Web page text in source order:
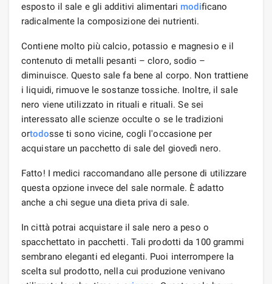
esposto il sale e gli additivi alimentari modificano
radicalmente la composizione dei nutrienti.
Contiene molto più calcio, potassio e magnesio e il
contenuto di metalli pesanti – cloro, sodio –
diminuisce. Questo sale fa bene al corpo. Non trattiene
i liquidi, rimuove le sostanze tossiche. Inoltre, il sale
nero viene utilizzato in rituali e rituali. Se sei
interessato alle scienze occulte o se le tradizioni
ortodosse ti sono vicine, cogli l'occasione per
acquistare un pacchetto di sale del giovedì nero.
Fatto! I medici raccomandano alle persone di utilizzare
questa opzione invece del sale normale. È adatto
anche a chi segue una dieta priva di sale.
In città potrai acquistare il sale nero a peso o
spacchettato in pacchetti. Tali prodotti da 100 grammi
sembrano eleganti ed eleganti. Puoi interrompere la
scelta sul prodotto, nella cui produzione venivano